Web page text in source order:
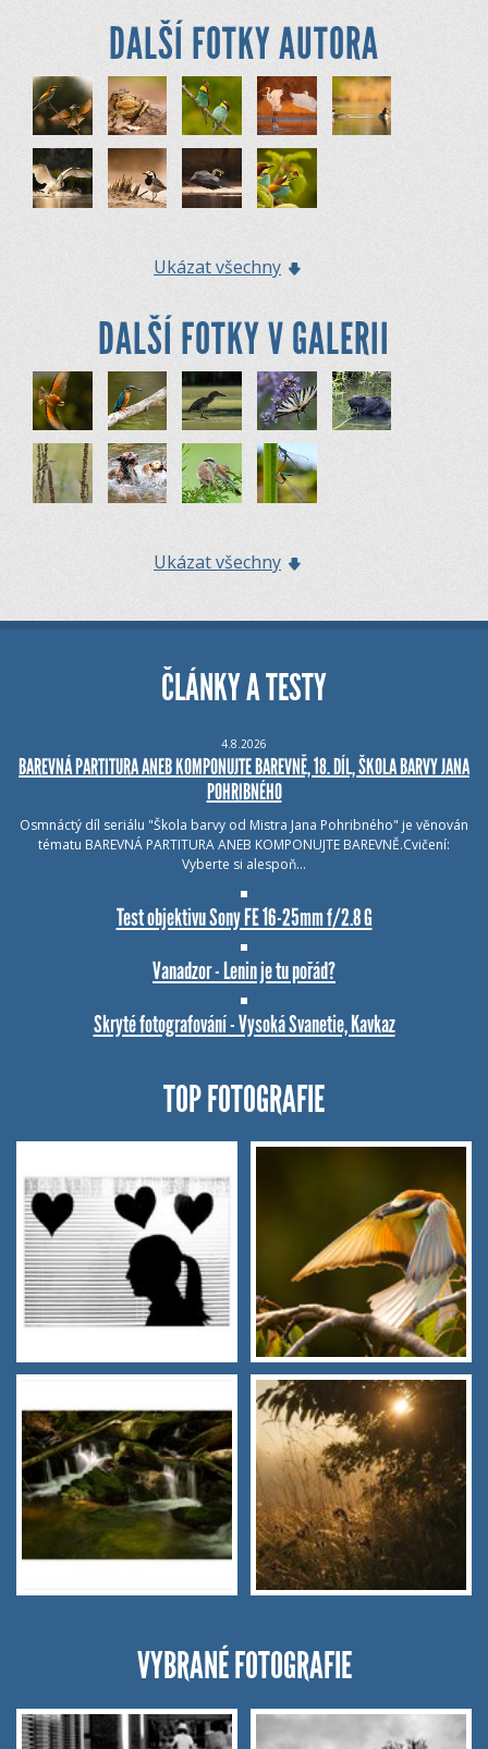
DALŠÍ FOTKY AUTORA
Ukázat všechny
DALŠÍ FOTKY V GALERII
Ukázat všechny
ČLÁNKY A TESTY
4.8.2026
BAREVNÁ PARTITURA ANEB KOMPONUJTE BAREVNĚ, 18. DÍL, ŠKOLA BARVY JANA
POHRIBNÉHO
Osmnáctý díl seriálu "Škola barvy od Mistra Jana Pohribného" je věnován
tématu BAREVNÁ PARTITURA ANEB KOMPONUJTE BAREVNĚ.Cvičení:
Vyberte si alespoň…
Test objektivu Sony FE 16-25mm f/2.8 G
Vanadzor - Lenin je tu pořád?
Skryté fotografování - Vysoká Svanetie, Kavkaz
TOP FOTOGRAFIE
VYBRANÉ FOTOGRAFIE